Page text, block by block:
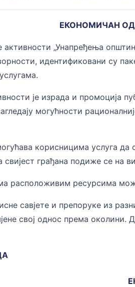
ЕКОНОМИЧАН
активности „Унапређења
идентификовани су
је израда и промоција
могућности
корисницима услуга
свијест грађана подиже се на
расположивим ресурсима
савјете и препоруке из
свој однос према